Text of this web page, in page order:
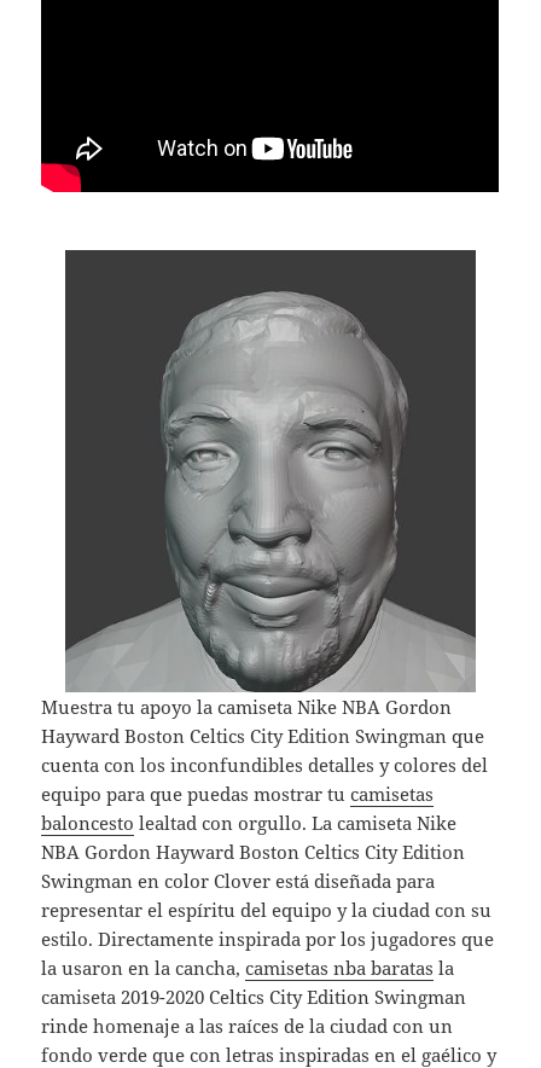
Muestra tu apoyo la camiseta Nike NBA Gordon
Hayward Boston Celtics City Edition Swingman que
cuenta con los inconfundibles detalles y colores del
equipo para que puedas mostrar tucamisetas
baloncesto lealtad con orgullo. La camiseta Nike
NBA Gordon Hayward Boston Celtics City Edition
Swingman en color Clover está diseñada para
representar el espíritu del equipo y la ciudad con su
estilo. Directamente inspirada por los jugadores que
la usaron en la cancha,camisetas nba baratas la
camiseta 2019-2020 Celtics City Edition Swingman
rinde homenaje a las raíces de la ciudad con un
fondo verde que con letras inspiradas en el gaélico y